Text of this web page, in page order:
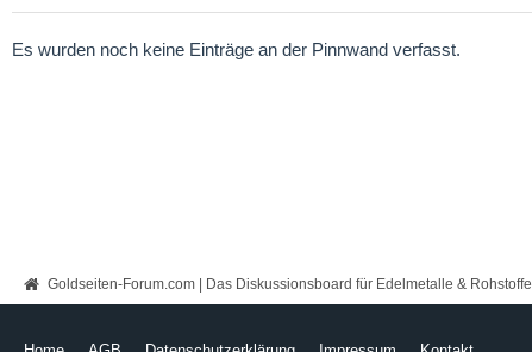
Goldseiten-Forum.com | Das Diskussionsboard für Edelmetalle & Rohstoffe
Es wurden noch keine Einträge an der Pinnwand verfasst.